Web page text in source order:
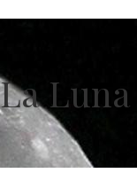
Luna